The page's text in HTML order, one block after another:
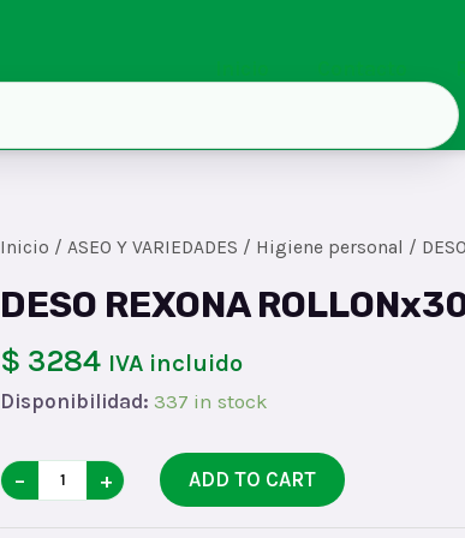
Inicio / ASEO Y VARIEDADES / Higiene personal /
DESO REXONA
$ 3284 IVA incluido
Disponibilidad: 337 in stock
DESO
REXONA
− + ADD TO CART